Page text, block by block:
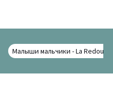
Малыши мальчики - La Redoute